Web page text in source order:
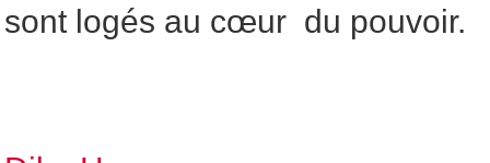
sont logés au cœur du pouvoir.